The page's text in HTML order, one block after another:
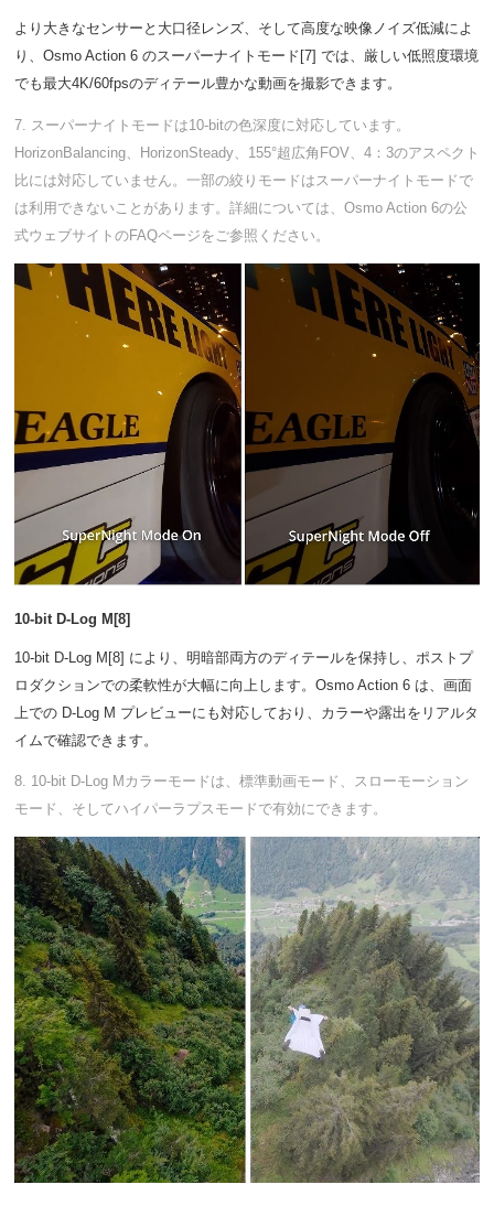
より大きなセンサーと大口径レンズ、そして高度な映像ノイズ低減によ
り、Osmo Action 6 のスーパーナイトモード[7] では、厳しい低照度環境
でも最大4K/60fpsのディテール豊かな動画を撮影できます。
7. スーパーナイトモードは10-bitの色深度に対応しています。
HorizonBalancing、HorizonSteady、155°超広角FOV、4：3のアスペクト
比には対応していません。一部の絞りモードはスーパーナイトモードで
は利用できないことがあります。詳細については、Osmo Action 6の公
式ウェブサイトのFAQページをご参照ください。
10-bit D-Log M[8]
10-bit D-Log M[8] により、明暗部両方のディテールを保持し、ポストプ
ロダクションでの柔軟性が大幅に向上します。Osmo Action 6 は、画面
上での D-Log M プレビューにも対応しており、カラーや露出をリアルタ
イムで確認できます。
8. 10-bit D-Log Mカラーモードは、標準動画モード、スローモーション
モード、そしてハイパーラプスモードで有効にできます。